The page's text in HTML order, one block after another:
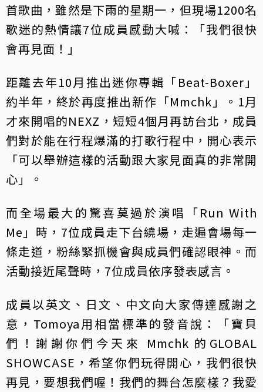
首歌曲，雖然是下雨的星期一，但現場1200名
歌迷的熱情讓7位成員感動大喊：「我們很快
會再見面！」
距離去年10月推出迷你專輯「Beat-Boxer」
約半年，終於再度推出新作「Mmchk」。1月
才來開唱的NEXZ，短短4個月再訪台北，成員
們對於能在行程爆滿的打歌行程中，開心表示
「可以舉辦這樣的活動跟大家見面真的非常開
心」。
而全場最大的驚喜莫過於演唱「Run With
Me」時，7位成員走下台繞場，走遍會場每一
條走道，粉絲緊抓機會與成員們確認眼神。而
活動接近尾聲時，7位成員依序發表感言。
成員以英文、日文、中文向大家傳達感謝之
意，Tomoya用相當標準的發音說：「寶貝
們！謝謝你們今天來 Mmchk 的GLOBAL
SHOWCASE，希望你們玩得開心，我們很快
再見，要想我們喔！我們的舞台怎麼樣？我愛